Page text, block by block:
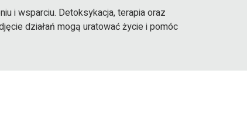
i wsparciu. Detoksykacja, terapia oraz
działań mogą uratować życie i pomóc